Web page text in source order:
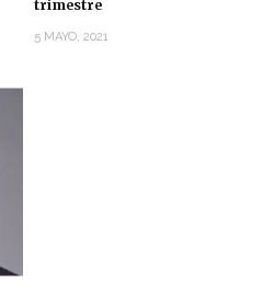
trimestre
5 MAYO, 2021